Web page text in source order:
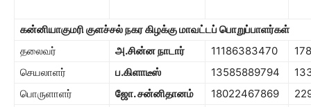
கன்னியாகுமரி குளச்சல் நகர கிழக்குமாவட்டப் பொறுப்பாளர்கள்
தலைவர்
அ.சின்ன நாடார் 11186383470
178
செயலாளர்
ப.கிளாடீஸ் 13585889794
பொருளாளர்
ஜோ. சன்னிதானம் 18022467869